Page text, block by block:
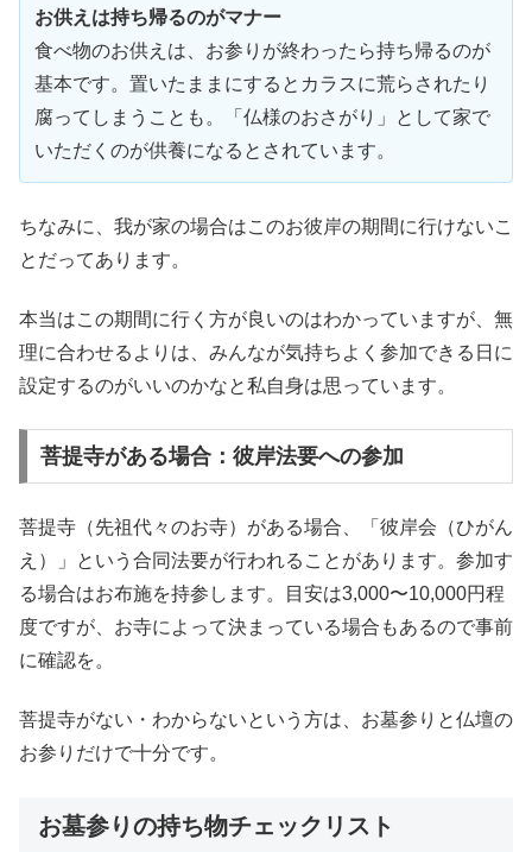
お供えは持ち帰るのがマナー
食べ物のお供えは、お参りが終わったら持ち帰るのが
基本です。置いたままにするとカラスに荒らされたり
腐ってしまうことも。「仏様のおさがり」として家で
いただくのが供養になるとされています。
ちなみに、我が家の場合はこのお彼岸の期間に行けないこ
とだってあります。
本当はこの期間に行く方が良いのはわかっていますが、無
理に合わせるよりは、みんなが気持ちよく参加できる日に
設定するのがいいのかなと私自身は思っています。
菩提寺がある場合：彼岸法要への参加
菩提寺（先祖代々のお寺）がある場合、「彼岸会（ひがん
え）」という合同法要が行われることがあります。参加す
る場合はお布施を持参します。目安は3,000〜10,000円程
度ですが、お寺によって決まっている場合もあるので事前
に確認を。
菩提寺がない・わからないという方は、お墓参りと仏壇の
お参りだけで十分です。
お墓参りの持ち物チェックリスト